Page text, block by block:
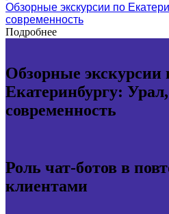
Обзорные экскурсии по
современность
Подробнее
Обзорные экскурсии
Екатеринбургу:
современность
Роль чат-ботов в
клиентами